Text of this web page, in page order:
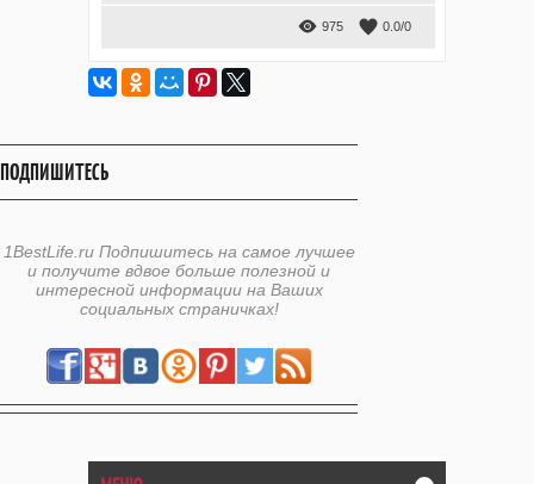
975 0.0/0
ПОДПИШИТЕСЬ
1BestLife.ru Подпишитесь на самое лучшее
и получите вдвое больше полезной и
интересной информации на Ваших
социальных страничках!